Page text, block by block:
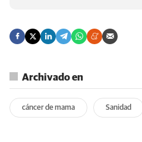
Archivado en
cáncer de mama Sanidad